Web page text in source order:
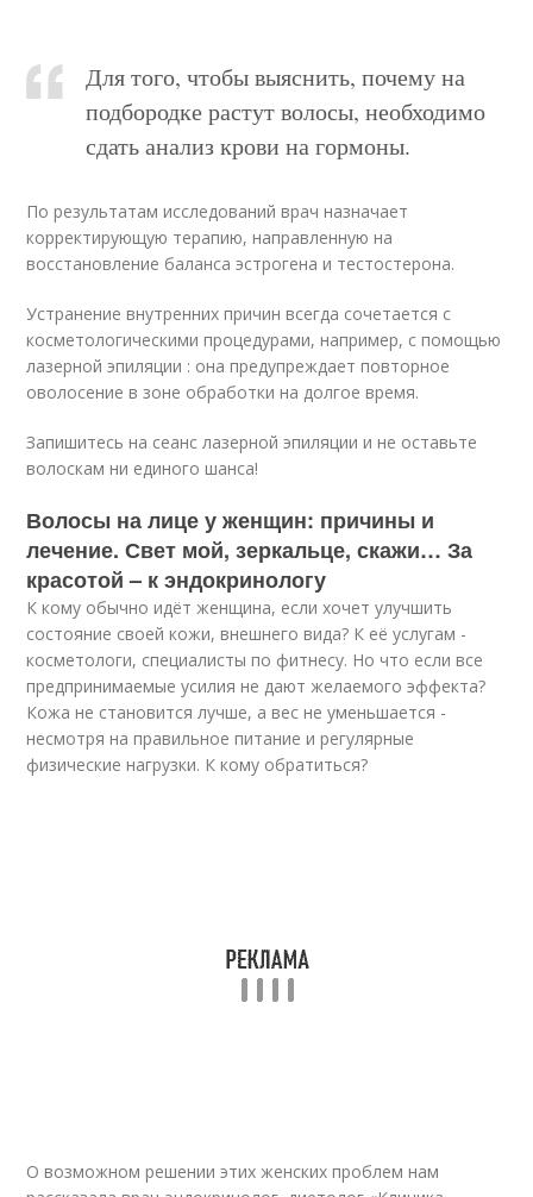
Для того, чтобы выяснить, почему на
подбородке растут волосы, необходимо
сдать анализ крови на гормоны.
По результатам исследований врач назначает
корректирующую терапию, направленную на
восстановление баланса эстрогена и тестостерона.
Устранение внутренних причин всегда сочетается с
косметологическими процедурами, например, с помощью
лазерной эпиляции : она предупреждает повторное
оволосение в зоне обработки на долгое время.
Запишитесь на сеанс лазерной эпиляции и не оставьте
волоскам ни единого шанса!
Волосы на лице у женщин: причины и
лечение. Свет мой, зеркальце, скажи… За
красотой – к эндокринологу
К кому обычно идёт женщина, если хочет улучшить
состояние своей кожи, внешнего вида? К её услугам -
косметологи, специалисты по фитнесу. Но что если все
предпринимаемые усилия не дают желаемого эффекта?
Кожа не становится лучше, а вес не уменьшается -
несмотря на правильное питание и регулярные
физические нагрузки. К кому обратиться?
О возможном решении этих женских проблем нам